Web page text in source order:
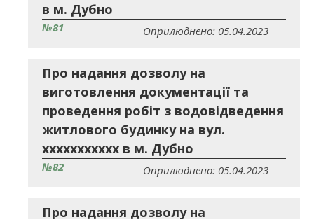
в м. Дубно
№81 Оприлюднено: 05.04.2023
Про надання дозволу на
виготовлення документації та
проведення робіт з водовідведення
житлового будинку на вул.
ххххххххххх в м. Дубно
№82 Оприлюднено: 05.04.2023
Про надання дозволу на